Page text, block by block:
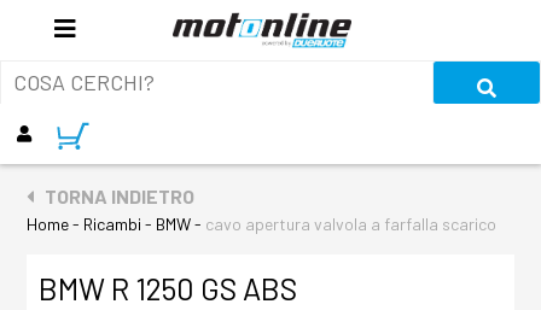
TORNA INDIETRO
Home - Ricambi - BMW - cavo apertura valvola a farfalla scarico
BMW R 1250 GS ABS